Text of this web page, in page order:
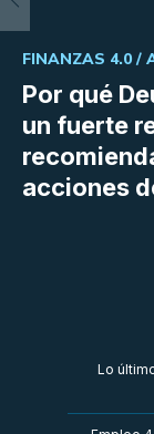
Por qué
un fuerte
acciones
FINANZAS 4.0 /
Lo